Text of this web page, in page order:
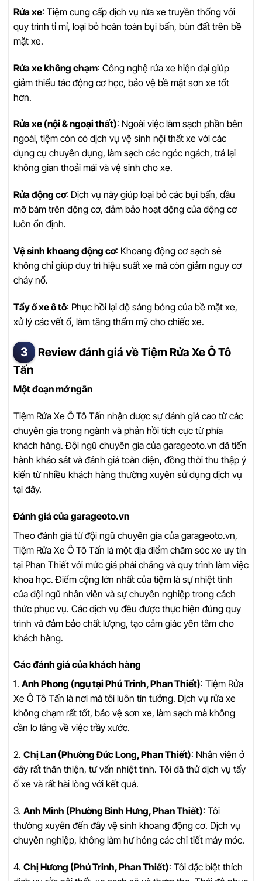
Rửa xe: Tiệm cung cấp dịch vụ rửa xe truyền thống với
quy trình tỉ mỉ, loại bỏ hoàn toàn bụi bẩn, bùn đất trên bề
mặt xe.
Rửa xe không chạm: Công nghệ rửa xe hiện đại giúp
giảm thiểu tác động cơ học, bảo vệ bề mặt sơn xe tốt
hơn.
Rửa xe (nội & ngoại thất): Ngoài việc làm sạch phần bên
ngoài, tiệm còn có dịch vụ vệ sinh nội thất xe với các
dụng cụ chuyên dụng, làm sạch các ngóc ngách, trả lại
không gian thoải mái và vệ sinh cho xe.
Rửa động cơ: Dịch vụ này giúp loại bỏ các bụi bẩn, dầu
mỡ bám trên động cơ, đảm bảo hoạt động của động cơ
luôn ổn định.
Vệ sinh khoang động cơ: Khoang động cơ sạch sẽ
không chỉ giúp duy trì hiệu suất xe mà còn giảm nguy cơ
cháy nổ.
Tẩy ố xe ô tô: Phục hồi lại độ sáng bóng của bề mặt xe,
xử lý các vết ố, làm tăng thẩm mỹ cho chiếc xe.
Review đánh giá về Tiệm Rửa Xe Ô Tô
Tấn
Một đoạn mở ngắn
Tiệm Rửa Xe Ô Tô Tấn nhận được sự đánh giá cao từ các
chuyên gia trong ngành và phản hồi tích cực từ phía
khách hàng. Đội ngũ chuyên gia của garageoto.vn đã tiến
hành khảo sát và đánh giá toàn diện, đồng thời thu thập ý
kiến từ nhiều khách hàng thường xuyên sử dụng dịch vụ
tại đây.
Đánh giá của garageoto.vn
Theo đánh giá từ đội ngũ chuyên gia của garageoto.vn,
Tiệm Rửa Xe Ô Tô Tấn là một địa điểm chăm sóc xe uy tín
tại Phan Thiết với mức giá phải chăng và quy trình làm việc
khoa học. Điểm cộng lớn nhất của tiệm là sự nhiệt tình
của đội ngũ nhân viên và sự chuyên nghiệp trong cách
thức phục vụ. Các dịch vụ đều được thực hiện đúng quy
trình và đảm bảo chất lượng, tạo cảm giác yên tâm cho
khách hàng.
Các đánh giá của khách hàng
1. Anh Phong (ngụ tại Phú Trinh, Phan Thiết): Tiệm Rửa
Xe Ô Tô Tấn là nơi mà tôi luôn tin tưởng. Dịch vụ rửa xe
không chạm rất tốt, bảo vệ sơn xe, làm sạch mà không
cần lo lắng về việc trầy xước.
2. Chị Lan (Phường Đức Long, Phan Thiết): Nhân viên ở
đây rất thân thiện, tư vấn nhiệt tình. Tôi đã thử dịch vụ tẩy
ố xe và rất hài lòng với kết quả.
3. Anh Minh (Phường Bình Hưng, Phan Thiết): Tôi
thường xuyên đến đây vệ sinh khoang động cơ. Dịch vụ
chuyên nghiệp, không làm hư hỏng các chi tiết máy móc.
4. Chị Hương (Phú Trinh, Phan Thiết): Tôi đặc biệt thích